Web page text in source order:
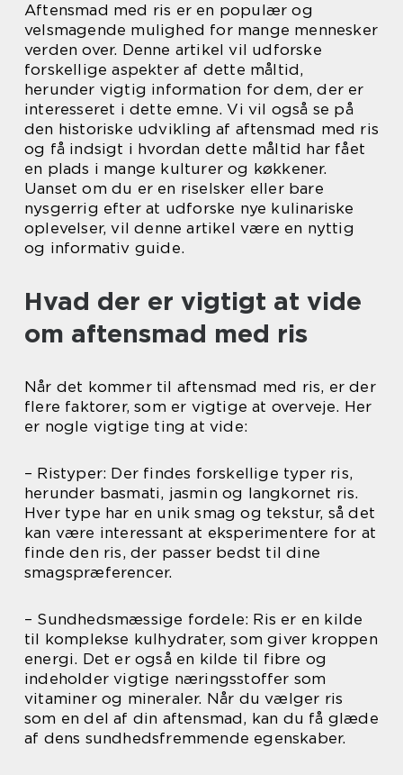
Aftensmad med ris er en populær og
velsmagende mulighed for mange mennesker
verden over. Denne artikel vil udforske
forskellige aspekter af dette måltid,
herunder vigtig information for dem, der er
interesseret i dette emne. Vi vil også se på
den historiske udvikling af aftensmad med ris
og få indsigt i hvordan dette måltid har fået
en plads i mange kulturer og køkkener.
Uanset om du er en riselsker eller bare
nysgerrig efter at udforske nye kulinariske
oplevelser, vil denne artikel være en nyttig
og informativ guide.
Hvad der er vigtigt at vide
om aftensmad med ris
Når det kommer til aftensmad med ris, er der
flere faktorer, som er vigtige at overveje. Her
er nogle vigtige ting at vide:
– Ristyper: Der findes forskellige typer ris,
herunder basmati, jasmin og langkornet ris.
Hver type har en unik smag og tekstur, så det
kan være interessant at eksperimentere for at
finde den ris, der passer bedst til dine
smagspræferencer.
– Sundhedsmæssige fordele: Ris er en kilde
til komplekse kulhydrater, som giver kroppen
energi. Det er også en kilde til fibre og
indeholder vigtige næringsstoffer som
vitaminer og mineraler. Når du vælger ris
som en del af din aftensmad, kan du få glæde
af dens sundhedsfremmende egenskaber.